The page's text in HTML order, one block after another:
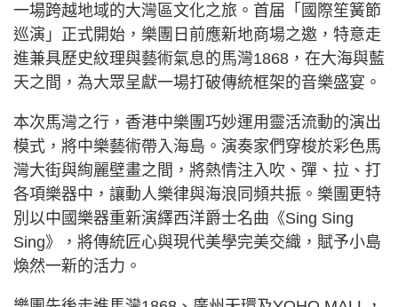
一場跨越地域的大灣區文化之旅。首届「國際笙簧節
巡演」正式開始，樂團日前應新地商場之邀，特意走
進兼具歷史紋理與藝術氣息的馬灣1868，在大海與藍
天之間，為大眾呈獻一場打破傳統框架的音樂盛宴。
本次馬灣之行，香港中樂團巧妙運用靈活流動的演出
模式，將中樂藝術帶入海島。演奏家們穿梭於彩色馬
灣大街與絢麗壁畫之間，將熱情注入吹、彈、拉、打
各項樂器中，讓動人樂律與海浪同頻共振。樂團更特
別以中國樂器重新演繹西洋爵士名曲《Sing Sing
Sing》，將傳統匠心與現代美學完美交織，賦予小島
煥然一新的活力。